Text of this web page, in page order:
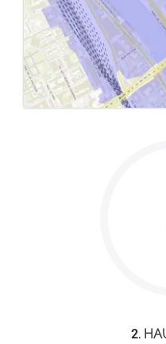
2.